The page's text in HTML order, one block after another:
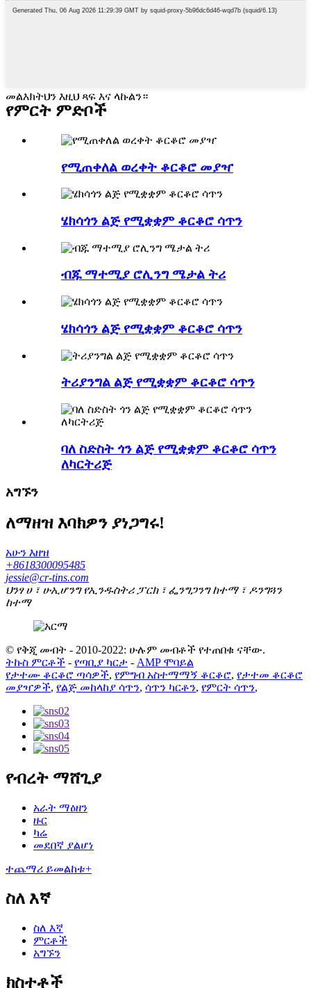
መልእክትህን እዚህ ጻፍ እና ላኩልን።
የምርት ምድቦች
የሚጠቀለል ወረቀት ቆርቆሮ መያዣ
ሄክሳጎን ልጅ የሚቋቋም ቆርቆሮ ሳጥን
ብጁ ማተሚያ ሮሊንግ ሜታል ትሪ
ሄክሳጎን ልጅ የሚቋቋም ቆርቆሮ ሳጥን
ትሪያንግል ልጅ የሚቋቋም ቆርቆሮ ሳጥን
ባለ ስድስት ጎን ልጅ የሚቋቋም ቆርቆሮ ሳጥን
ለካርትሪጅ
አግኙን
ለማዘዝ እባክዎን ያነጋግሩ!
አሁን እዘዝ
+8618300095485
jessie@cr-tins.com
ህንፃ ሀ ፣ ሁኢሆንግ የኢንዱስትሪ ፓርክ ፣ ፌንግጋንግ ከተማ ፣ ዶንግጓን
ከተማ
© የቅጂ መብት - 2010-2022: ሁሉም መብቶች የተጠበቁ ናቸው.
ትኩስ ምርቶች - የጣቢያ ካርታ - AMP ሞባይል
የታተሙ ቆርቆሮ ጣሳዎች, የምግብ አስተማማኝ ቆርቆሮ, የታተመ ቆርቆሮ
መያዣዎች, የልጅ መከላከያ ሳጥን, ሳጥን ካርቶን, የምርት ሳጥን,
የብረት ማሸጊያ
አራት ማዕዘን
ዙር
ካሬ
መደበኛ ያልሆነ
ተጨማሪ ይመልከቱ+
ስለ እኛ
ስለ እኛ
ምርቶች
አግኙን
ክስተቶች